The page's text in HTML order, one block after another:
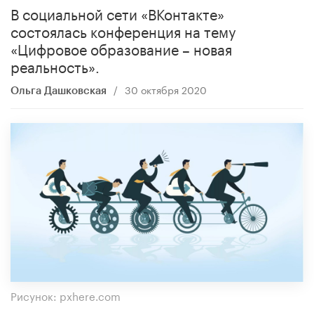
В социальной сети «ВКонтакте»
состоялась конференция на тему
«Цифровое образование – новая
реальность».
Ольга Дашковская / 30 октября 2020
Рисунок: pxhere.com